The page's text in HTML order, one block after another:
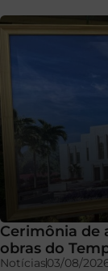
Cerimônia de
obras do
Notícias03/08/